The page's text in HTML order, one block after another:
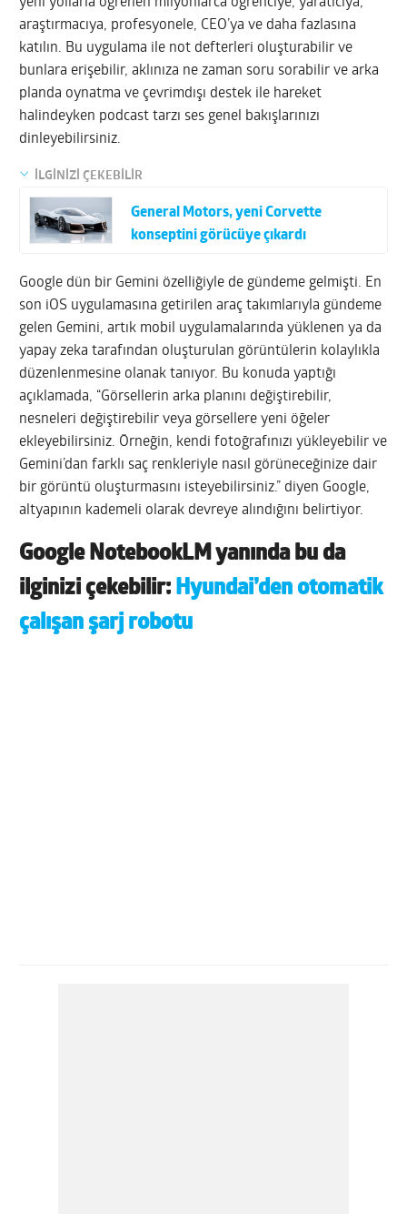
araştırmacıya, profesyonele, CEO’ya ve daha fazlasına
katılın. Bu uygulama ile not defterleri oluşturabilir ve
bunlara erişebilir, aklınıza ne zaman soru sorabilir ve arka
planda oynatma ve çevrimdışı destek ile hareket
halindeyken podcast tarzı ses genel bakışlarınızı
dinleyebilirsiniz.
İLGİNİZİ ÇEKEBİLİR
General Motors, yeni Corvette
konseptini görücüye çıkardı
Google dün bir Gemini özelliğiyle de gündeme gelmişti. En
son iOS uygulamasına getirilen araç takımlarıyla gündeme
gelen Gemini, artık mobil uygulamalarında yüklenen ya da
yapay zeka tarafından oluşturulan görüntülerin kolaylıkla
düzenlenmesine olanak tanıyor. Bu konuda yaptığı
açıklamada, “Görsellerin arka planını değiştirebilir,
nesneleri değiştirebilir veya görsellere yeni öğeler
ekleyebilirsiniz. Örneğin, kendi fotoğrafınızı yükleyebilir ve
Gemini’dan farklı saç renkleriyle nasıl görüneceğinize dair
bir görüntü oluşturmasını isteyebilirsiniz.” diyen Google,
altyapının kademeli olarak devreye alındığını belirtiyor.
Google NotebookLM yanında bu da
ilginizi çekebilir: Hyundai’den otomatik
çalışan şarj robotu